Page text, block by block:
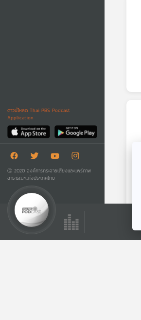
ดาวน์โหลด Thai PBS Podcast
Application
Ⓒ 2020 องค์การกระจายเสียงและแพร่ภาพ
สาธารณะแห่งประเทศไทย